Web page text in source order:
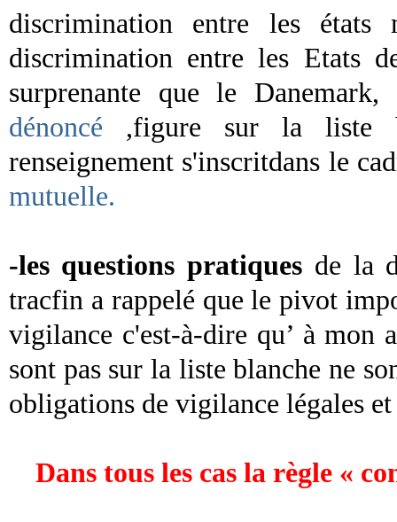
discrimination entre les états
discrimination entre les Etats
surprenante que le Danemark,
dénoncé ,figure sur la liste
renseignement s'inscritdans le
mutuelle.
-les questions pratiques de la
tracfin a rappelé que le pivot
vigilance c'est-à-dire qu’ à mon
sont pas sur la liste blanche ne
obligations de vigilance légales
Dans tous les cas la règle «